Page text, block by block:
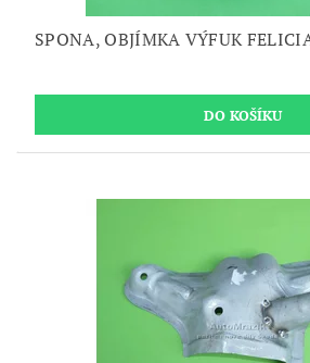
SPONA, OBJÍMKA VÝFUK